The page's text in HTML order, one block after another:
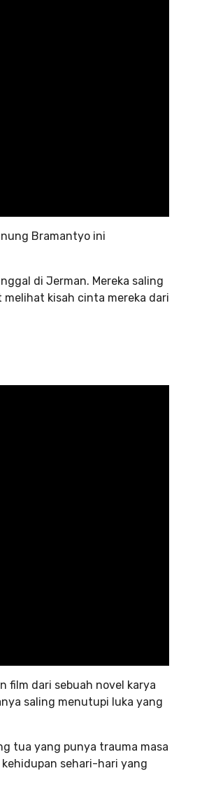
Bramantyo ini
di Jerman. Mereka saling
kisah cinta mereka dari
film dari sebuah novel karya
saling menutupi luka yang
tua yang punya trauma masa
sehari-hari yang